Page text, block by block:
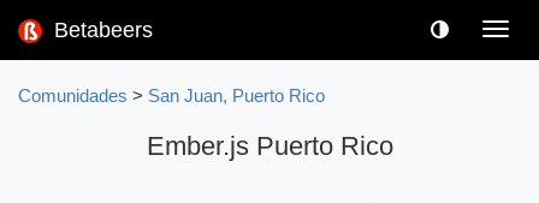
Betabeers
Comunidades > San Juan, Puerto Rico
Ember.js Puerto Rico